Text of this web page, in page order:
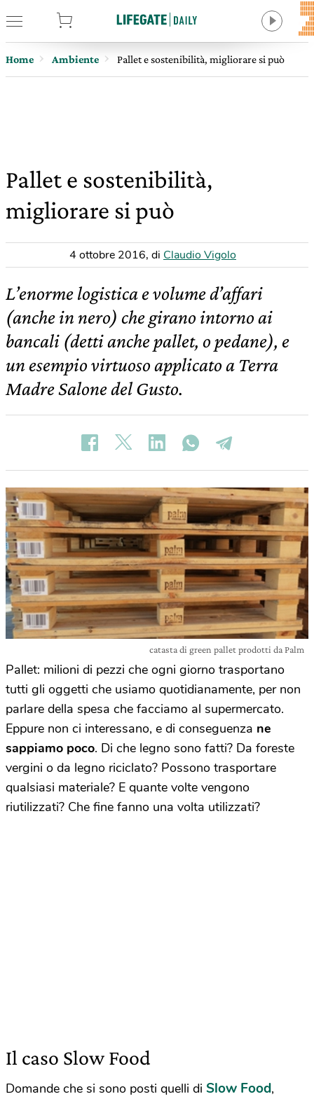
Home Ambiente Pallet e sostenibilità, migliorare si può
Pallet e sostenibilità,
migliorare si può
4 ottobre 2016, di Claudio Vigolo
L’enorme logistica e volume d’affari
(anche in nero) che girano intorno ai
bancali (detti anche pallet, o pedane), e
un esempio virtuoso applicato a Terra
Madre Salone del Gusto.
catasta di green pallet prodotti da Palm
Pallet: milioni di pezzi che ogni giorno trasportano
tutti gli oggetti che usiamo quotidianamente, per non
parlare della spesa che facciamo al supermercato.
Eppure non ci interessano, e di conseguenza ne
sappiamo poco. Di che legno sono fatti? Da foreste
vergini o da legno riciclato? Possono trasportare
qualsiasi materiale? E quante volte vengono
riutilizzati? Che fine fanno una volta utilizzati?
Il caso Slow Food
Domande che si sono posti quelli di Slow Food,